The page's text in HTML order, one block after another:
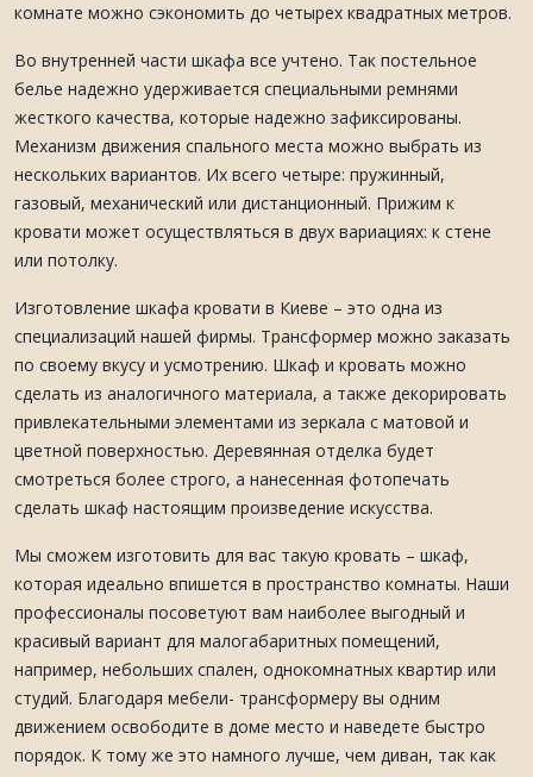
комнате можно сэкономить до четырех квадратных метров.
Во внутренней части шкафа все учтено. Так постельное
белье надежно удерживается специальными ремнями
жесткого качества, которые надежно зафиксированы.
Механизм движения спального места можно выбрать из
нескольких вариантов. Их всего четыре: пружинный,
газовый, механический или дистанционный. Прижим к
кровати может осуществляться в двух вариациях: к стене
или потолку.
Изготовление шкафа кровати в Киеве – это одна из
специализаций нашей фирмы. Трансформер можно заказать
по своему вкусу и усмотрению. Шкаф и кровать можно
сделать из аналогичного материала, а также декорировать
привлекательными элементами из зеркала с матовой и
цветной поверхностью. Деревянная отделка будет
смотреться более строго, а нанесенная фотопечать
сделать шкаф настоящим произведение искусства.
Мы сможем изготовить для вас такую кровать – шкаф,
которая идеально впишется в пространство комнаты. Наши
профессионалы посоветуют вам наиболее выгодный и
красивый вариант для малогабаритных помещений,
например, небольших спален, однокомнатных квартир или
студий. Благодаря мебели- трансформеру вы одним
движением освободите в доме место и наведете быстро
порядок. К тому же это намного лучше, чем диван, так как